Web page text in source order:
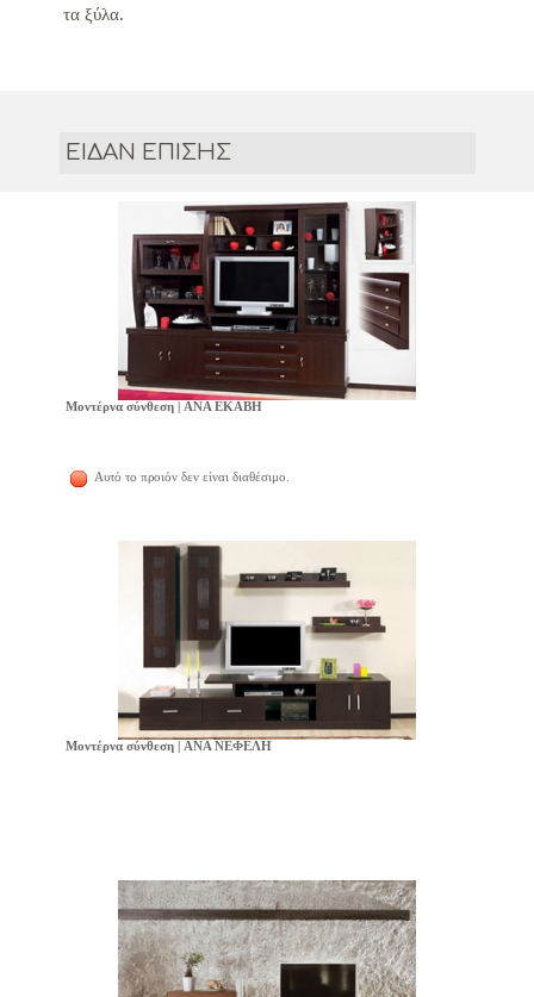
τα ξύλα.
ΕΙΔΑΝ ΕΠΙΣΗΣ
Μοντέρνα σύνθεση | ANA ΕΚΑΒΗ
Αυτό το προιόν δεν είναι διαθέσιμο.
Μοντέρνα σύνθεση | ANA ΝΕΦΕΛΗ